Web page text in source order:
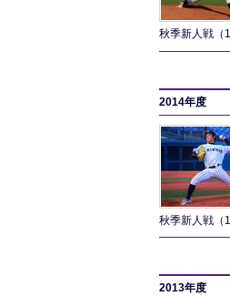
秋季新人戦（
2014年度
秋季新人戦（
2013年度